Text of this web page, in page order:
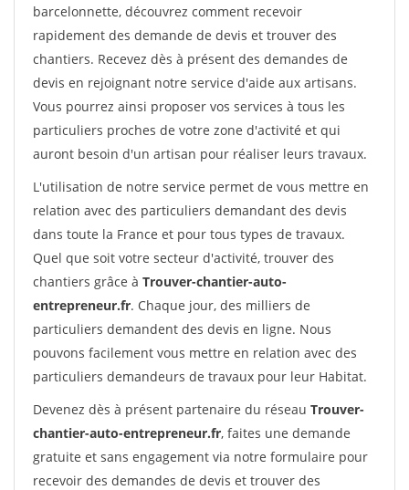
barcelonnette, découvrez comment recevoir
rapidement des demande de devis et trouver des
chantiers. Recevez dès à présent des demandes de
devis en rejoignant notre service d'aide aux artisans.
Vous pourrez ainsi proposer vos services à tous les
particuliers proches de votre zone d'activité et qui
auront besoin d'un artisan pour réaliser leurs travaux.
L'utilisation de notre service permet de vous mettre en
relation avec des particuliers demandant des devis
dans toute la France et pour tous types de travaux.
Quel que soit votre secteur d'activité, trouver des
chantiers grâce à Trouver-chantier-auto-
entrepreneur.fr. Chaque jour, des milliers de
particuliers demandent des devis en ligne. Nous
pouvons facilement vous mettre en relation avec des
particuliers demandeurs de travaux pour leur Habitat.
Devenez dès à présent partenaire du réseau Trouver-
chantier-auto-entrepreneur.fr, faites une demande
gratuite et sans engagement via notre formulaire pour
recevoir des demandes de devis et trouver des